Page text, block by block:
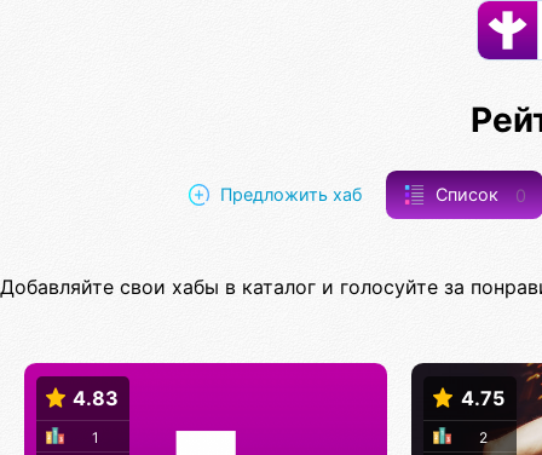
Предложить хаб Список 0
Добавляйте свои хабы в каталог и голосуйте за
4.83
1
4.75
2